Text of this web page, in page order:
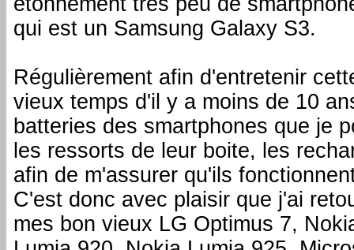
qui est un Samsung Galaxy S3.
Régulièrement afin d'entretenir
vieux temps d'il y a moins de 10
batteries des smartphones que je
les ressorts de leur boite, les
afin de m'assurer qu'ils
C'est donc avec plaisir que j'ai
mes bon vieux LG Optimus 7,